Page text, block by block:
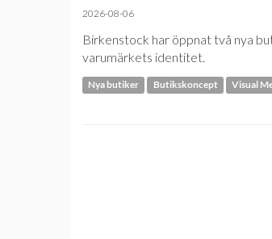
2026-08-06
Birkenstock har öppnat två nya
varumärkets identitet.
Nya butiker Butikskoncept Visual